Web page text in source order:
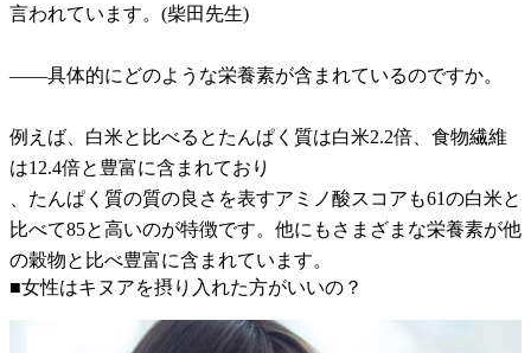
言われています。(柴田先生)
――具体的にどのような栄養素が含まれているのですか。
例えば、白米と比べるとたんぱく質は白米2.2倍、食物繊維
は12.4倍と豊富に含まれており
、たんぱく質の質の良さを表すアミノ酸スコアも61の白米と
比べて85と高いのが特徴です。他にもさまざまな栄養素が他
の穀物と比べ豊富に含まれています。
■女性はキヌアを摂り入れた方がいいの？